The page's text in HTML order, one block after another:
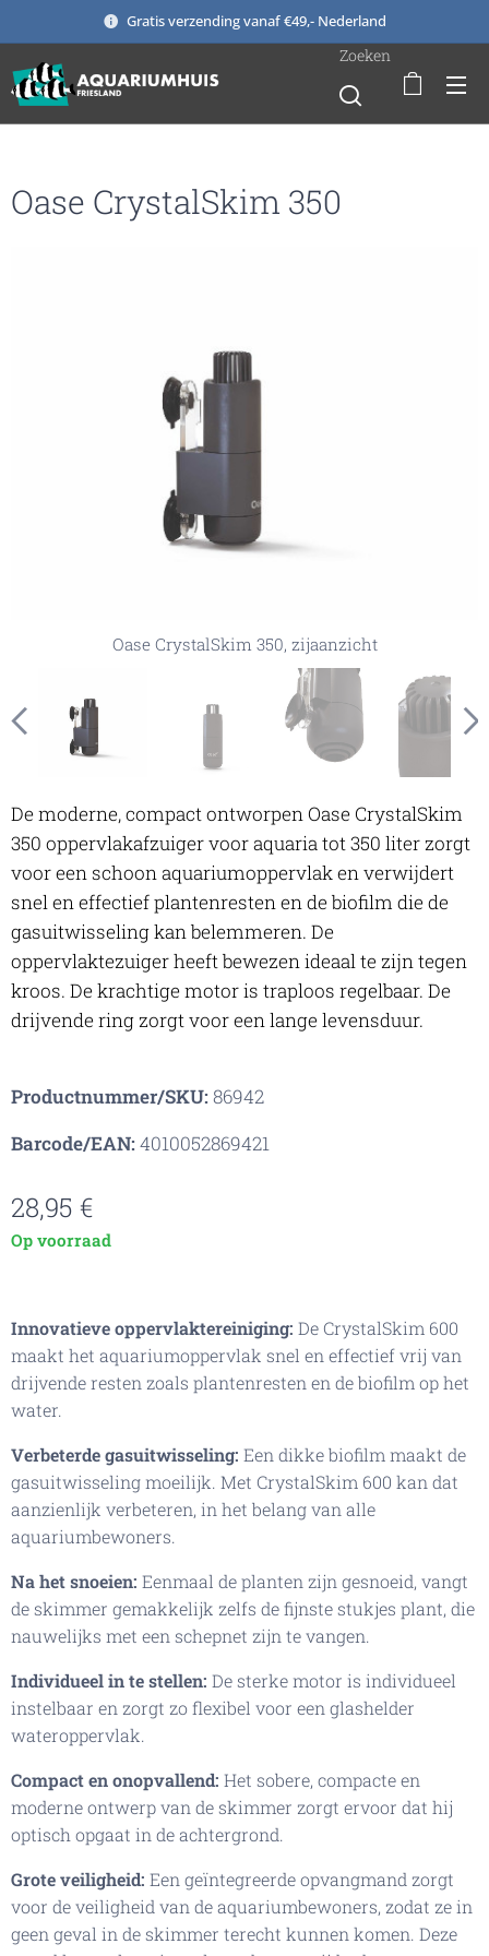
Gratis verzending vanaf €49,- Nederland
Zoeken
Oase CrystalSkim 350
Oase CrystalSkim 350, zijaanzicht
Oase CrystalSkim 350, vooraanzicht
Oase CrystalSkim 350, onderaanzicht
Oase CrystalSkim 350, bovenaanzicht
Oase CrystalSkim 350, bovenaanzicht
Oase CrystalSkim 350, close-up zijkant
De moderne, compact ontworpen Oase CrystalSkim
350 oppervlakafzuiger voor aquaria tot 350 liter zorgt
voor een schoon aquariumoppervlak en verwijdert
snel en effectief plantenresten en de biofilm die de
gasuitwisseling kan belemmeren. De
oppervlaktezuiger heeft bewezen ideaal te zijn tegen
kroos. De krachtige motor is traploos regelbaar. De
drijvende ring zorgt voor een lange levensduur.
Productnummer/SKU:86942
Barcode/EAN:4010052869421
28,95 €
Op voorraad
Innovatieve oppervlaktereiniging: De CrystalSkim 600
maakt het aquariumoppervlak snel en effectief vrij van
drijvende resten zoals plantenresten en de biofilm op het
water.
Verbeterde gasuitwisseling: Een dikke biofilm maakt de
gasuitwisseling moeilijk. Met CrystalSkim 600 kan dat
aanzienlijk verbeteren, in het belang van alle
aquariumbewoners.
Na het snoeien: Eenmaal de planten zijn gesnoeid, vangt
de skimmer gemakkelijk zelfs de fijnste stukjes plant, die
nauwelijks met een schepnet zijn te vangen.
Individueel in te stellen: De sterke motor is individueel
instelbaar en zorgt zo flexibel voor een glashelder
wateroppervlak.
Compact en onopvallend: Het sobere, compacte en
moderne ontwerp van de skimmer zorgt ervoor dat hij
optisch opgaat in de achtergrond.
Grote veiligheid: Een geïntegreerde opvangmand zorgt
voor de veiligheid van de aquariumbewoners, zodat ze in
geen geval in de skimmer terecht kunnen komen. Deze